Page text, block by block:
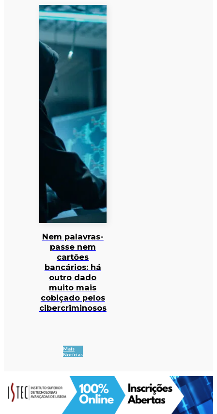
Nem palavras-
passe nem
cartões
bancários: há
outro dado
muito mais
cobiçado pelos
cibercriminosos
Mais
Notícias